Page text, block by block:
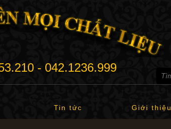
- 042.1236.999
Tin tức Giới thiệu